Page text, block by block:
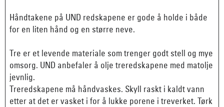
Håndtakene på UND redskapene er gode å holde i både
for en liten hånd og en større neve.
Tre er et levende materiale som trenger godt stell og mye
omsorg. UND anbefaler å olje treredskapene med matolje
jevnlig.
Treredskapene må håndvaskes. Skyll raskt i kaldt vann
etter at det er vasket i for å lukke porene i treverket. Tørk